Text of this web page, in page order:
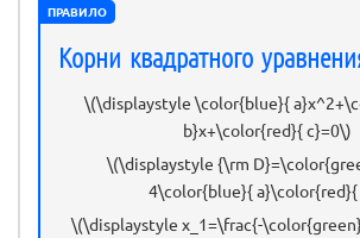
ПРАВИЛО
Корни квадратного
\(\displaystyle \color{blue}{
b}x+\color{red}{ c}=0\)
\(\displaystyle {\rm
4\color{blue}{
\(\displaystyle x_1=\frac{-